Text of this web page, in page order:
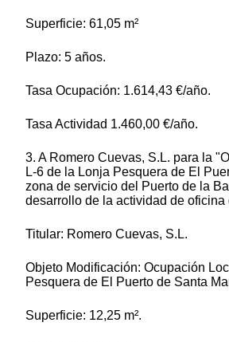
Superficie: 61,05 m²
Plazo: 5 años.
Tasa Ocupación: 1.614,43 €/año.
Tasa Actividad 1.460,00 €/año.
3. A Romero Cuevas, S.L. para la
L-6 de la Lonja Pesquera de El
zona de servicio del Puerto de la
desarrollo de la actividad de oficina
Titular: Romero Cuevas, S.L.
Objeto Modificación: Ocupación
Pesquera de El Puerto de Santa
Superficie: 12,25 m².